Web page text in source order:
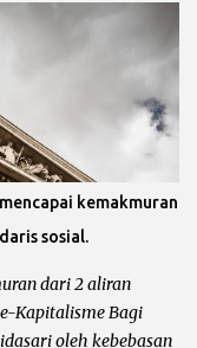
otoriter
Leacock diperbaiki
belum
modern dan
atau otoriter
Republik
bagian. Negara
sebagai otoritas
di...
kemakmuran
sosial.
dari 2 aliran
Kapitalisme Bagi
oleh kebebasan